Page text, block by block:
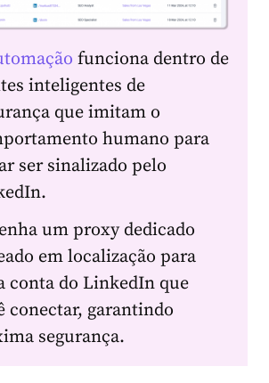
funciona dentro de
inteligentes de
que imitam o
humano para
ser sinalizado pelo
um proxy dedicado
em localização para
conta do LinkedIn que
conectar, garantindo
segurança.